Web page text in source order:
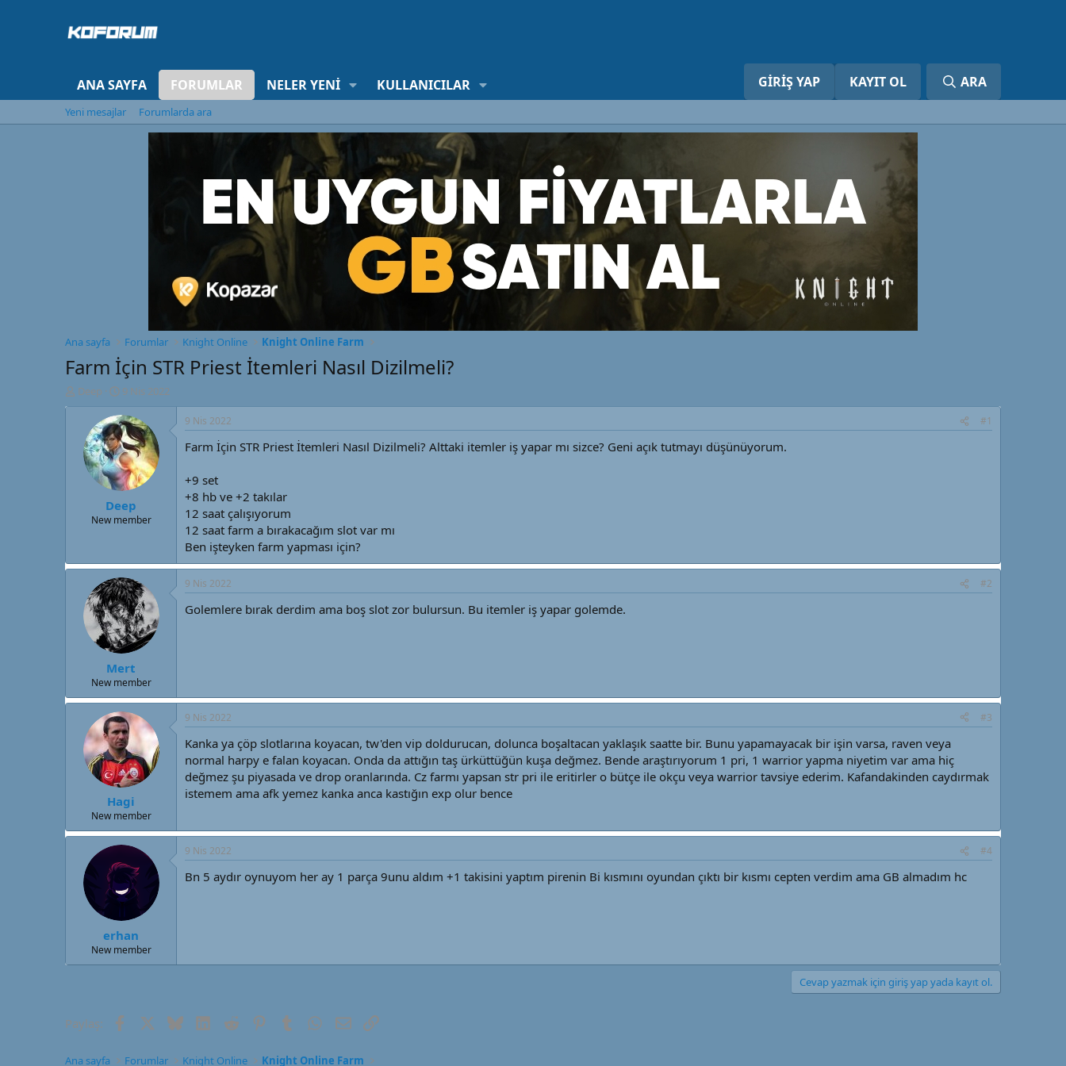
ANA SAYFA FORUMLAR NELER YENI KULLANICILAR GIRIŞ YAP KAYIT OL ARA
Yeni mesajlar Forumlarda ara
Ana sayfa Forumlar Knight Online Knight Online Farm
Farm İçin STR Priest İtemleri Nasıl Dizilmeli?
K
o
a
Deep
B
a
ş
l
a
n
g
ı
ç
t
i
h
i
9 Nis 2022
Deep
New member
9 Nis 2022 #1
Farm İçin STR Priest İtemleri Nasıl Dizilmeli? Alttaki itemler iş yapar mı sizce? Geni açık tutmayı düşünüyorum.
+9 set
+8 hb ve +2 takılar
12 saat çalışıyorum
12 saat farm a bırakacağım slot var mı
Ben işteyken farm yapması için?
Mert
New member
9 Nis 2022 #2
Golemlere bırak derdim ama boş slot zor bulursun. Bu itemler iş yapar golemde.
Hagi
New member
9 Nis 2022 #3
Kanka ya çöp slotlarına koyacan, tw'den vip doldurucan, dolunca boşaltacan yaklaşık saatte bir. Bunu yapamayacak bir işin varsa, raven veya
normal harpy e falan koyacan. Onda da attığın taş ürküttüğün kuşa değmez. Bende araştırıyorum 1 pri, 1 warrior yapma niyetim var ama hiç
değmez şu piyasada ve drop oranlarında. Cz farmı yapsan str pri ile eritirler o bütçe ile okçu veya warrior tavsiye ederim. Kafandakinden caydırmak
istemem ama afk yemez kanka anca kastığın exp olur bence
erhan
New member
9 Nis 2022 #4
Bn 5 aydır oynuyom her ay 1 parça 9unu aldım +1 takisini yaptım pirenin Bi kısmını oyundan çıktı bir kısmı cepten verdim ama GB almadım hc
Cevap yazmak için giriş yap yada kayıt ol.
Paylaş: FacebookX (Twitter)
BlueskyLinkedIn
Reddit PinterestTumblr WhatsApp
E-postaLink
Ana sayfa Forumlar Knight Online Knight Online Farm